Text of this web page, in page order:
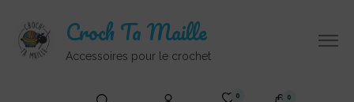
Croch Ta Maille
Accessoires pour le crochet
0 0